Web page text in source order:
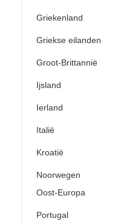
Griekenland
Griekse eilanden
Groot-Brittannië
Ijsland
Ierland
Italië
Kroatië
Noorwegen
Oost-Europa
Portugal